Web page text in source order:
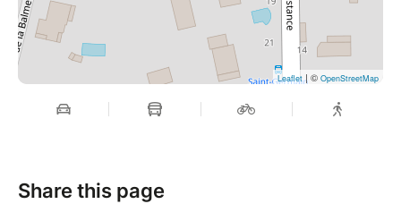
Leaflet| © OpenStreetMap
Share this page